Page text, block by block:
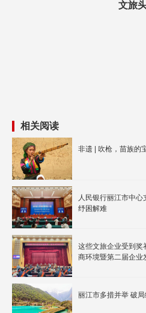
文旅
相关阅读
非遗 | 吹枪，苗族的
人民银行丽江市中心
纾困解难
这些文旅企业受到奖
商环境暨第二届企业